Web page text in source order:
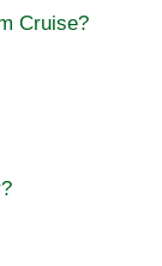
Cruise?